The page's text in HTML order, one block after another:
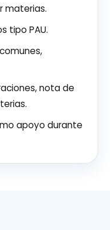
materias.
tipo PAU.
nota de
apoyo durante